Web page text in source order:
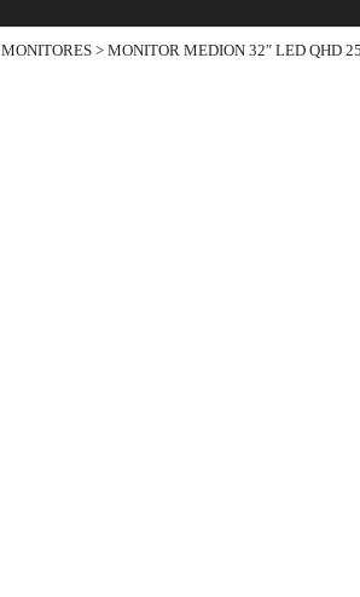
MONITORES > MONITOR MEDION 32″ LED QHD